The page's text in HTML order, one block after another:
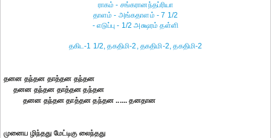
ராகம் - சங்கரானந்தப்ரியா
தாளம் - அங்கதாளம் - 7 1/2
- எடுப்பு - 1/2 அக்ஷரம் தள்ளி
தகிட-1 1/2, தகதிமி-2, தகதிமி-2, தகதிமி-2
தனன தந்தன தாத்தன தந்தன
தனன தந்தன தாத்தன தந்தன
தனன தந்தன தாத்தன தந்தன ...... தனதான
முனைய ழிந்தது மேட்டிகு லைந்தது